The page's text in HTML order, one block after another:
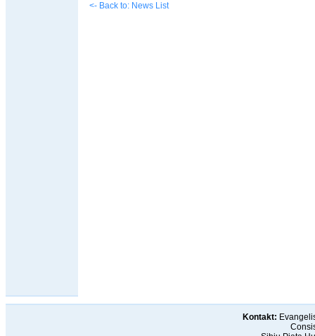
<- Back to: News List
Kontakt: